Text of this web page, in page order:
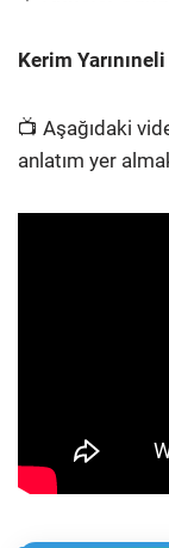
Kerim
📺 Aşağıdaki
anlatım yer